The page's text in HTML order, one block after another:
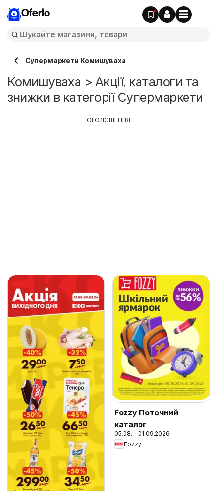
Oferlo
Супермаркети Комишуваха
Комишуваха > Акції, каталоги та
знижки в категорії Супермаркети
Fozzy Поточний
каталог
05.08. - 01.09.2026
Fozzy
ОГОЛОШЕННЯ